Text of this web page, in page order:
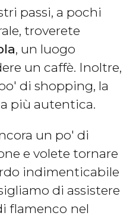
passi, a pochi
troverete
, un luogo
un caffè. Inoltre,
di shopping, la
più autentica.
un po' di
e volete tornare
indimenticabile
di assistere
flamenco nel